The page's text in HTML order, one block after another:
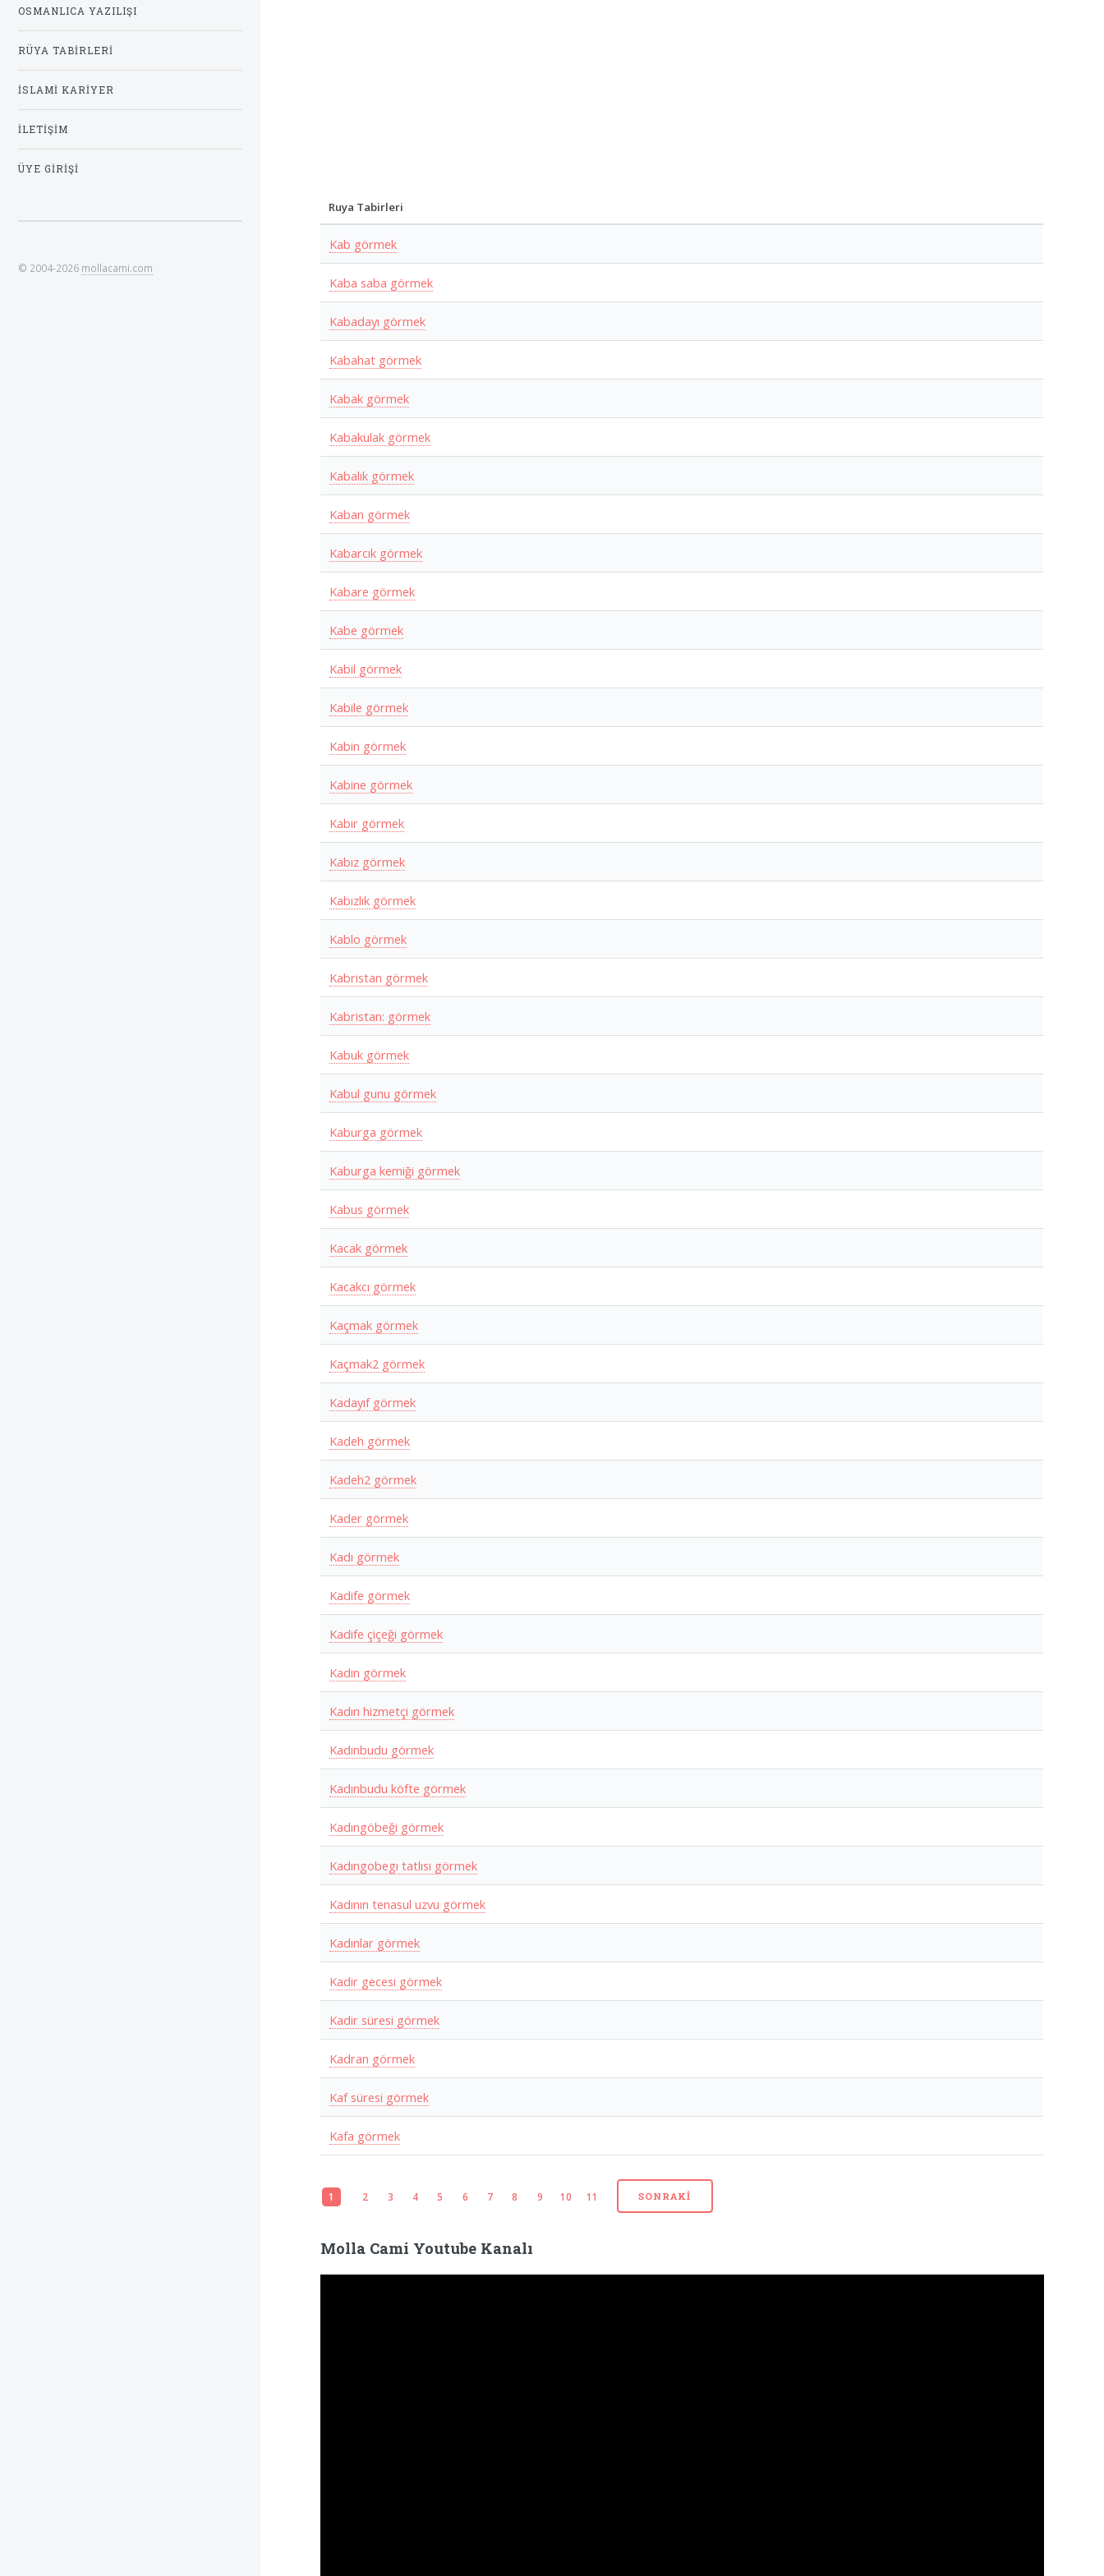
Ruya Tabirleri
Kab görmek
Kaba saba görmek
Kabadayı görmek
Kabahat görmek
Kabak görmek
Kabakulak görmek
Kabalık görmek
Kaban görmek
Kabarcık görmek
Kabare görmek
Kabe görmek
Kabil görmek
Kabile görmek
Kabin görmek
Kabine görmek
Kabir görmek
Kabız görmek
Kabızlık görmek
Kablo görmek
Kabristan görmek
Kabristan: görmek
Kabuk görmek
Kabul gunu görmek
Kaburga görmek
Kaburga kemiği görmek
Kabus görmek
Kacak görmek
Kacakcı görmek
Kaçmak görmek
Kaçmak2 görmek
Kadayıf görmek
Kadeh görmek
Kadeh2 görmek
Kader görmek
Kadı görmek
Kadife görmek
Kadife çiçeği görmek
Kadın görmek
Kadın hizmetçi görmek
Kadınbudu görmek
Kadınbudu köfte görmek
Kadıngöbeği görmek
Kadıngobegı tatlısı görmek
Kadının tenasul uzvu görmek
Kadınlar görmek
Kadir gecesi görmek
Kadir süresi görmek
Kadran görmek
Kaf süresi görmek
Kafa görmek
1 2 3 4 5 6 7 8 9 10 11 SONRAKI
Molla Cami Youtube Kanalı
OSMANLICA YAZILIŞI
RÜYA TABIRLERI
İSLAMI KARIYER
İLETIŞIM
ÜYE GIRIŞI
© 2004-2026 mollacami.com